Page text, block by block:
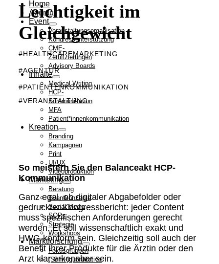
Home
Agentur
Event
Veranstaltungsorganisation
Kongressunterstützung
CME-
Zertifizierungen
Advisory Boards
Inhalte
Medical Writing
HCP-
Kommunikation
MFA
Patient*innenkommunikation
Kreation
Branding
Kampagnen
Print
UI/UX
Videoproduktion
Marketing
Beratung
Eventkonzepte
Social Media
SOPs
Strategie
Workshops
Marktforschung
Fokusgruppen
(Semi-)quantitative
Leichtigkeit im
Gleichgewicht
#HEALTHCAREMARKETING
#AGENTUR
#PATIENTENKOMMUNIKATION
#VERANSTALTUNG
So meistern Sie den Balanceakt HCP-
Kommunikation
Ganz egal, ob digitaler Abgabefolder oder
gedruckter Kongressbericht: jeder Content
muss spezifischen Anforderungen gerecht
werden. Er soll wissenschaftlich exakt und
HWG-konform sein. Gleichzeitig soll auch der
Benefit Ihrer Produkte für die Ärztin oder den
Arzt klar erkennbar sein.